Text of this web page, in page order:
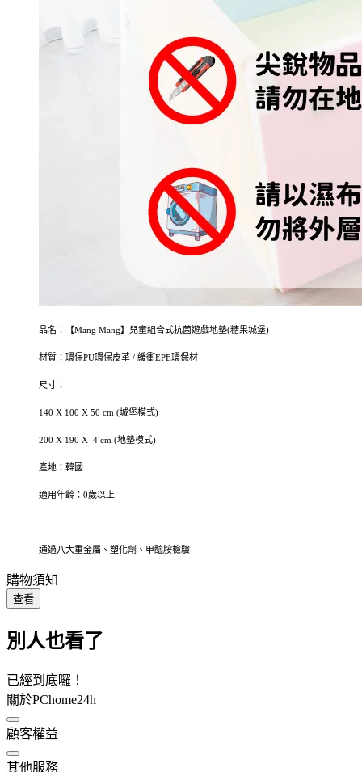
品名：【Mang Mang】兒童組合式抗菌遊戲地墊(糖果城堡)
材質：環保PU環保皮革 / 緩衝EPE環保材
尺寸：
140 X 100 X 50 cm (城堡模式)
200 X 190 X 4 cm (地墊模式)
產地：韓國
適用年齡：0歲以上
通過八大重金屬、塑化劑、甲醯胺檢驗
購物須知
查看
別人也看了
已經到底囉！
關於PChome24h
顧客權益
其他服務